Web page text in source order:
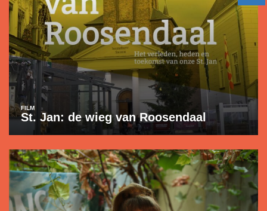
FILM
St. Jan: de wieg van Roosendaal